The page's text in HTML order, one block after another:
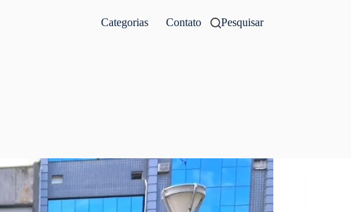
Categorias Contato Pesquisar